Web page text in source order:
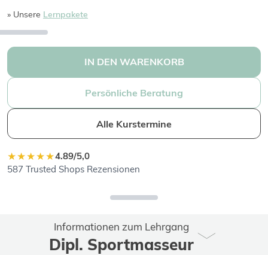
» Unsere Lernpakete
IN DEN WARENKORB
Persönliche Beratung
Alle Kurstermine
★★★★★4.89/5,0
587 Trusted Shops Rezensionen
Informationen zum Lehrgang
Dipl. Sportmasseur